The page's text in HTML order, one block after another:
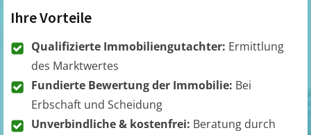
Ihre Vorteile
Qualifizierte Immobiliengutachter: Ermittlung
des Marktwertes
Fundierte Bewertung der Immobilie: Bei
Erbschaft und Scheidung
Unverbindliche & kostenfrei: Beratung durch